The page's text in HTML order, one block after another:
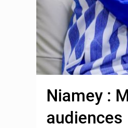
Niamey :
audiences